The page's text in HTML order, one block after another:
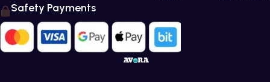
Safety Payments